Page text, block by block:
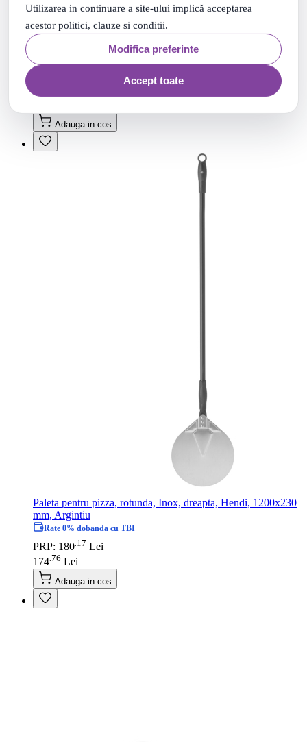
Utilizarea in continuare a site-ului implică acceptarea
acestor politici, clauze si conditii.
Modifica preferinte
Accept toate
Tava sita / retina pentru pizza, Hendi, aluminiu, 450 mm
Adauga in cos
Paleta pentru pizza, rotunda, Inox, dreapta, Hendi, 1200x230
mm, Argintiu
Rate 0% dobanda cu TBI
PRP: 180 17 Lei
174.76 Lei
Adauga in cos